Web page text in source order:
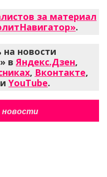
за материал
.
новости
вЯндекс.Дзен,
, Вконтакте,
и YouTube.
новости